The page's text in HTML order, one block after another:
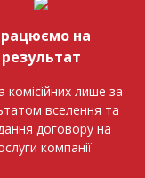
на
результат
комісійних лише за
вселення та
договору на
компанії